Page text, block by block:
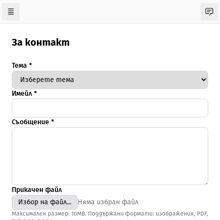
За контакт
Тема *
Имейл *
Съобщение *
Прикачен файл
Избор на файл...
Няма избран файл
Максимален размер: 10MB. Поддържани формати: изображения, PDF,